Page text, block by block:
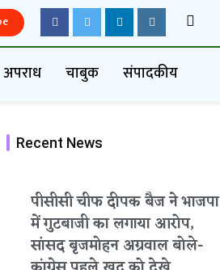
अपराध चाबुक संपादकीय
Recent News
पीसीसी चीफ दीपक बैज ने भाजपा
में गुटबाजी का लगाया आरोप,
सांसद बृजमोहन अग्रवाल बोले-